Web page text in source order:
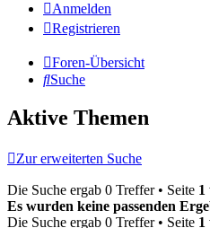
Anmelden
Registrieren
Foren-Übersicht
Suche
Aktive Themen
Zur erweiterten Suche
Die Suche ergab 0 Treffer • Seite 1
Es wurden keine passenden
Die Suche ergab 0 Treffer • Seite 1